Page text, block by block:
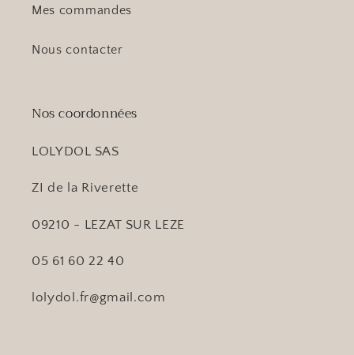
Mes commandes
Nous contacter
Nos coordonnées
LOLYDOL SAS
ZI de la Riverette
09210 - LEZAT SUR LEZE
05 61 60 22 40
lolydol.fr@gmail.com